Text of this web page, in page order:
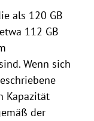
als 120 GB
112 GB
Wenn sich
Kapazität
der